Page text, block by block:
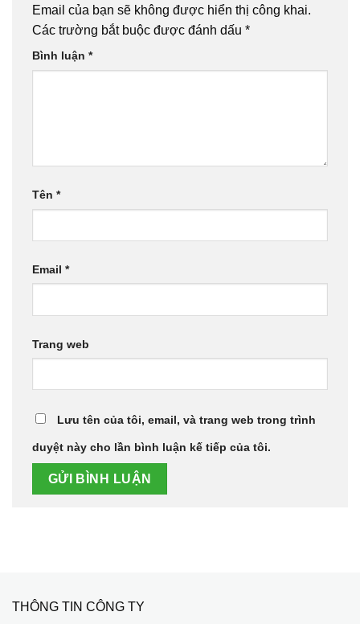
Email của bạn sẽ không được hiển thị công khai.
Các trường bắt buộc được đánh dấu *
Bình luận *
Tên *
Email *
Trang web
Lưu tên của tôi, email, và trang web trong trình
duyệt này cho lần bình luận kế tiếp của tôi.
THÔNG TIN CÔNG TY